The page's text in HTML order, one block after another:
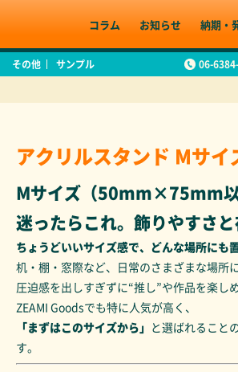
コラム お知らせ 納期・
その他 サンプル 06-
アクリルスタンド Mサイ
Mサイズ（50mm×75mm以
迷ったらこれ。飾りやすさ
ちょうどいいサイズ感で、どんな場所にも
机・棚・窓際など、日常のさまざまな場所
圧迫感を出しすぎずに“推し”や作品を楽し
ZEAMI Goodsでも特に人気が高く、
「まずはこのサイズから」 と選ばれること
す。